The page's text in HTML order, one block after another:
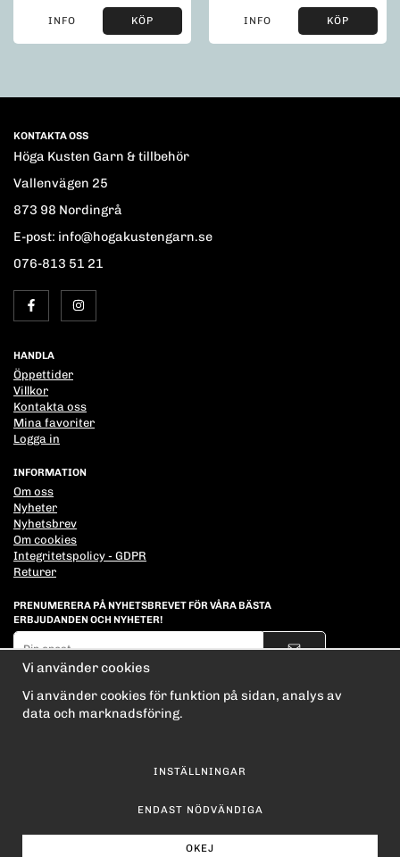
INFO KÖP INFO KÖP
KONTAKTA OSS
Höga Kusten Garn & tillbehör
Vallenvägen 25
873 98 Nordingrå
E-post: info@hogakustengarn.se
076-813 51 21
HANDLA
Öppettider
Villkor
Kontakta oss
Mina favoriter
Logga in
INFORMATION
Om oss
Nyheter
Nyhetsbrev
Om cookies
Integritetspolicy - GDPR
Returer
PRENUMERERA PÅ NYHETSBREVET FÖR VÅRA BÄSTA
ERBJUDANDEN OCH NYHETER!
E-
De uppgifter du matar in kommer endast användas till våra nyhetsbrev.
Vi använder cookies
Vi använder cookies för funktion på sidan, analys av
data och marknadsföring.
INSTÄLLNINGAR
ENDAST NÖDVÄNDIGA
OKEJ